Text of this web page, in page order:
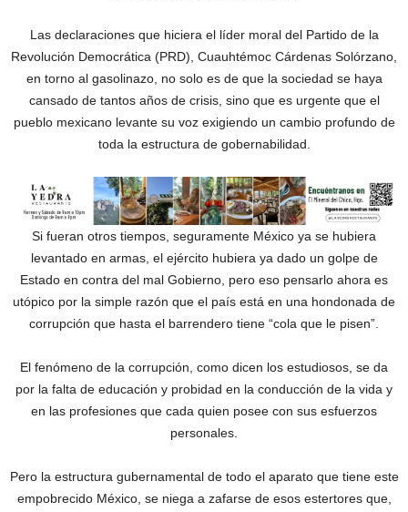
Las declaraciones que hiciera el líder moral del Partido de la
Revolución Democrática (PRD), Cuauhtémoc Cárdenas Solórzano,
en torno al gasolinazo, no solo es de que la sociedad se haya
cansado de tantos años de crisis, sino que es urgente que el
pueblo mexicano levante su voz exigiendo un cambio profundo de
toda la estructura de gobernabilidad.
Si fueran otros tiempos, seguramente México ya se hubiera
levantado en armas, el ejército hubiera ya dado un golpe de
Estado en contra del mal Gobierno, pero eso pensarlo ahora es
utópico por la simple razón que el país está en una hondonada de
corrupción que hasta el barrendero tiene “cola que le pisen”.
El fenómeno de la corrupción, como dicen los estudiosos, se da
por la falta de educación y probidad en la conducción de la vida y
en las profesiones que cada quien posee con sus esfuerzos
personales.
Pero la estructura gubernamental de todo el aparato que tiene este
empobrecido México, se niega a zafarse de esos estertores que,